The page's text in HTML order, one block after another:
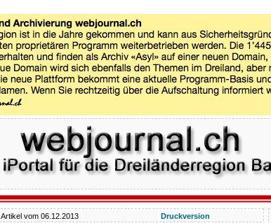
Artikel vom 06.12.2013 Druckversion